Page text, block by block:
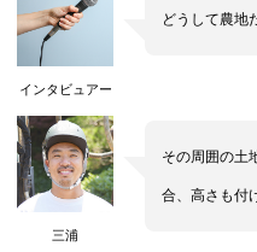
インタビュアー
どうして農地
三浦
その周囲の土
合、高さも付